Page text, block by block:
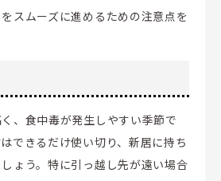
スムーズに進めるための注意点を
、食中毒が発生しやすい季節で
できるだけ使い切り、新居に持ち
ょう。特に引っ越し先が遠い場合